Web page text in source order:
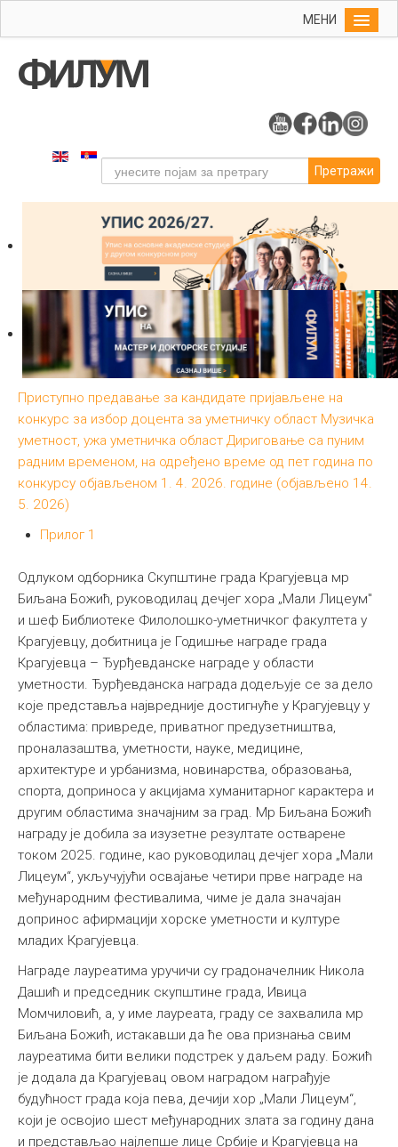
МЕНИ
Упис
Уметност
Студенти
Међународна
Претражи
Приступно предавање за кандидате пријављене на
конкурс за избор доцента за уметничку област Музичка
уметност, ужа уметничка област Дириговање са пуним
радним временом, на одређено време од пет година по
конкурсу објављеном 1. 4. 2026. године (објављено 14.
5. 2026)
Прилог 1
Одлуком одборника Скупштине града Крагујевца мр
Биљана Божић, руководилац дечјег хора „Мали Лицеум"
и шеф Библиотеке Филолошко-уметничког факултета у
Крагујевцу, добитница је Годишње награде града
Крагујевца – Ђурђевданске награде у области
уметности. Ђурђевданска награда додељује се за дело
које представља највредније достигнуће у Крагујевцу у
областима: привреде, приватног предузетништва,
проналазаштва, уметности, науке, медицине,
архитектуре и урбанизма, новинарства, образовања,
спорта, доприноса у акцијама хуманитарног карактера и
другим областима значајним за град. Мр Биљана Божић
награду је добила за изузетне резултате остварене
током 2025. године, као руководилац дечјег хора „Мали
Лицеум“, укључујући освајање четири прве награде на
међународним фестивалима, чиме је дала значајан
допринос афирмацији хорске уметности и културе
младих Крагујевца.
Награде лауреатима уручичи су градоначелник Никола
Дашић и председник скупштине града, Ивица
Момчиловић, а, у име лауреата, граду се захвалила мр
Биљана Божић, истакавши да ће ова признања свим
лауреатима бити велики подстрек у даљем раду. Божић
је додала да Крагујевац овом наградом награђује
будућност града која пева, дечији хор „Мали Лицеум“,
који је освојио шест међународних злата за годину дана
и представљао најлепше лице Србије и Крагујевца на